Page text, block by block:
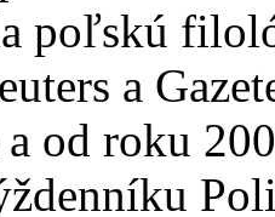
poľskú
a
od roku